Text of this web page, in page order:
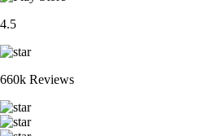
4.5
660k Reviews